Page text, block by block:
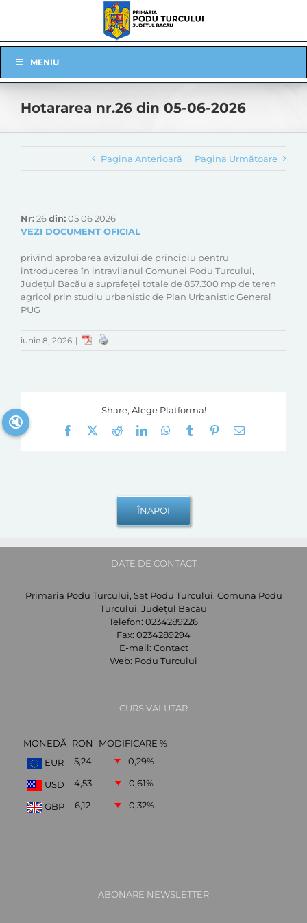
Navigation
MENIU
Hotararea nr.26 din 05-06-2026
Pagina Anterioară Pagina Următoare
Nr:26din:05 06 2026
VEZI DOCUMENT OFICIAL
privind aprobarea avizului de principiu pentru
introducerea în intravilanul Comunei Podu Turcului,
Județul Bacău a suprafeței totale de 857.300 mp de teren
agricol prin studiu urbanistic de Plan Urbanistic General
PUG
iunie 8, 2026 |
Share, Alege Platforma!
Facebook
RedditLinkedInWhatsApp
Tumblr Pinterest
E-
DATE DE CONTACT
Primaria Podu Turcului, Sat Podu Turcului, Comuna Podu
Turcului, Județul Bacău
Telefon: 0234289226
Fax: 0234289294
E-mail: Contact
Web: Podu Turcului
CURS VALUTAR
MONEDĂ RON
MODIFICARE %
EUR
5,24 –0,29%
USD 4,53 –0,61%
GBP 6,12 –0,32%
ABONARE NEWSLETTER
🔇